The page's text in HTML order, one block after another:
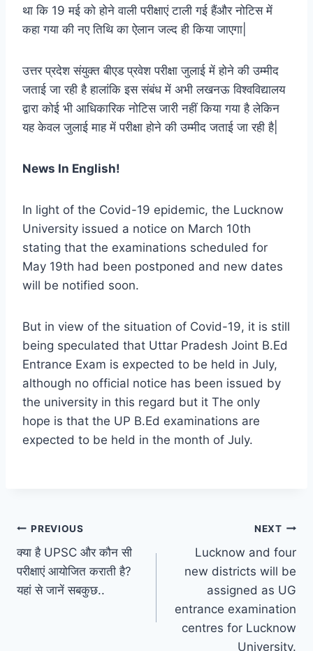
था कि 19 मई को होने वाली परीक्षाएं टाली गई हैंऔर नोटिस में
कहा गया की नए तिथि का ऐलान जल्द ही किया जाएगा|
उत्तर प्रदेश संयुक्त बीएड प्रवेश परीक्षा जुलाई में होने की उम्मीद
जताई जा रही है हालांकि इस संबंध में अभी लखनऊ विश्वविद्यालय
द्वारा कोई भी आधिकारिक नोटिस जारी नहीं किया गया है लेकिन
यह केवल जुलाई माह में परीक्षा होने की उम्मीद जताई जा रही है|
News In English!
In light of the Covid-19 epidemic, the Lucknow
University issued a notice on March 10th
stating that the examinations scheduled for
May 19th had been postponed and new dates
will be notified soon.
But in view of the situation of Covid-19, it is still
being speculated that Uttar Pradesh Joint B.Ed
Entrance Exam is expected to be held in July,
although no official notice has been issued by
the university in this regard but it The only
hope is that the UP B.Ed examinations are
expected to be held in the month of July.
Post
navigation
PREVIOUS
क्या है UPSC और कौन सी
परीक्षाएं आयोजित कराती है?
यहां से जानें सबकुछ..
NEXT
Lucknow and four
new districts will be
assigned as UG
entrance examination
centres for Lucknow
University.